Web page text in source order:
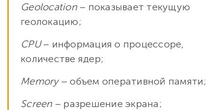
Geolocation– показывает текущую
геолокацию;
CPU– информация о процессоре,
количестве ядер;
Memory– объем оперативной памяти;
Screen – разрешение экрана;